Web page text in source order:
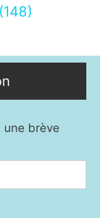
(148)
une brève